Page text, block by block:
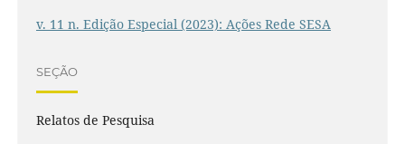
v. 11 n. Edição Especial (2023): Ações Rede SESA
SEÇÃO
Relatos de Pesquisa